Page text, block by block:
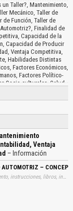
Taller?, Mantenimiento,
Mecánico, Taller de
de Función, Taller de
Finalidad de
Capacidad de la
Capacidad de Producir
Ventaja Competitiva,
Habilidades Distintas
Factores Económicos,
Factores Político-
Socio-culturales, Salud,
en el Sector
Sustitutos, Volantes
Ventaja
– Información
–